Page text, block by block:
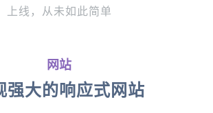
上线，从未如此简单
网站
强大的响应式网站